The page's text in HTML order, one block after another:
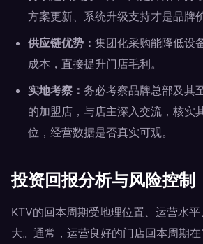
方案更新、系统升级支持才是品牌
供应链优势： 集团化采购能降低设
成本，直接提升门店毛利。
实地考察： 务必考察品牌总部及其
的加盟店，与店主深入交流，核实
位，经营数据是否真实可观。
投资回报分析与风险控制
KTV的回本周期受地理位置、运营水
大。通常，运营良好的门店回本周期